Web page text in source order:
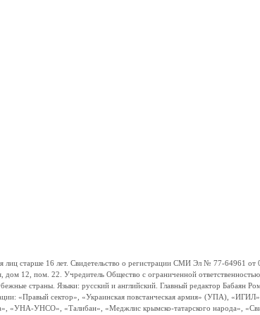
старше 16 лет. Свидетельство о регистрации СМИ Эл № 77-64961 от
дом 12, пом. 22. Учредитель Общество с ограниченной
страны. Языки: русский и английский. Главный редактор
«Правый сектор», «Украинская повстанческая армия» (УПА),
«УНА-УНСО», «Талибан», «Меджлис крымско-татарского народа»,